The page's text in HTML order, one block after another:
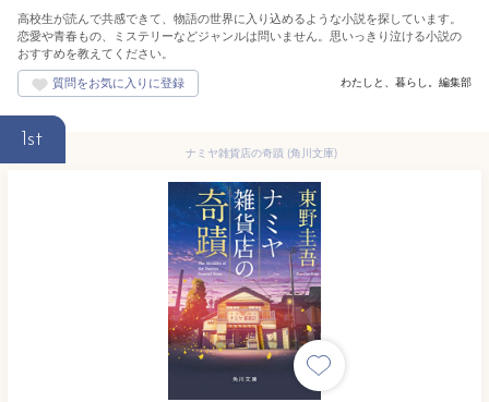
高校生が読んで共感できて、物語の世界に入り込めるような小説を探しています。
恋愛や青春もの、ミステリーなどジャンルは問いません。思いっきり泣ける小説の
おすすめを教えてください。
わたしと、暮らし。編集部
1st
ナミヤ雑貨店の奇蹟 (角川文庫)